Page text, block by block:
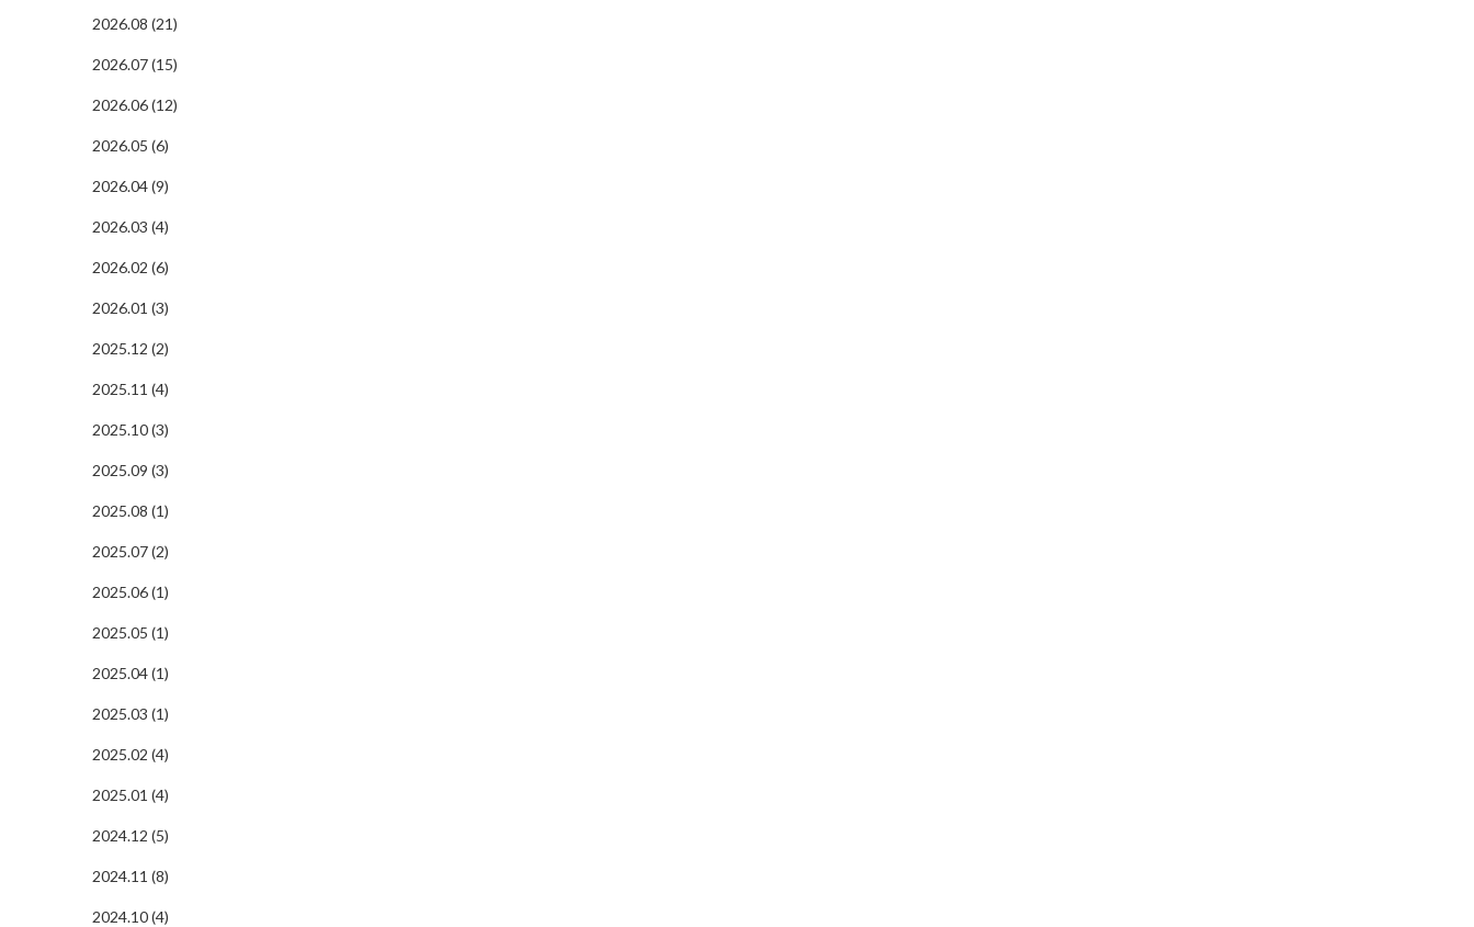
2026.08 (21)
2026.07 (15)
2026.06 (12)
2026.05 (6)
2026.04 (9)
2026.03 (4)
2026.02 (6)
2026.01 (3)
2025.12 (2)
2025.11 (4)
2025.10 (3)
2025.09 (3)
2025.08 (1)
2025.07 (2)
2025.06 (1)
2025.05 (1)
2025.04 (1)
2025.03 (1)
2025.02 (4)
2025.01 (4)
2024.12 (5)
2024.11 (8)
2024.10 (4)